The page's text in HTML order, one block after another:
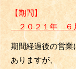
【期間】
２０２１年 ６
期間経過後の営業
ありますが、